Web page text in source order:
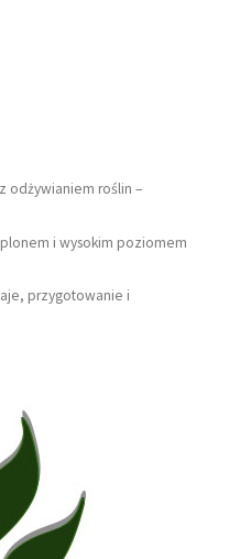
odżywianiem roślin –
plonem i wysokim poziomem
przygotowanie i